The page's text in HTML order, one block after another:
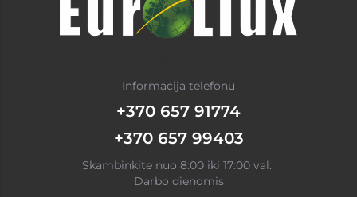
Informacija telefonu
+370 657 91774
+370 657 99403
Skambinkite nuo 8:00 iki 17:00 val.
Darbo dienomis